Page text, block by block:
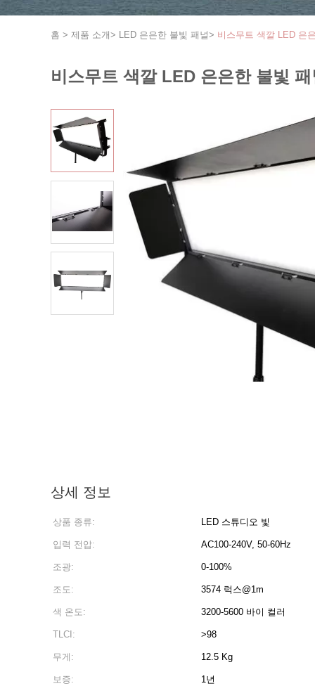
홈 > 제품 소개> LED 은은한 불빛 패널> 비스무트 색깔 LED 은
비스무트 색깔 LED 은은한 불빛
상세 정보
상품 종류: LED 스튜디오 빛
입력 전압: AC100-240V, 50-60Hz
조광: 0-100%
조도: 3574 럭스@1m
색 온도: 3200-5600 바이 컬러
TLCI: >98
무게: 12.5 Kg
보증: 1년